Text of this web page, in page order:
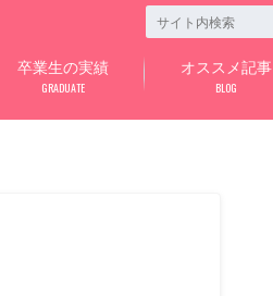
卒業生の実績
GRADUATE
オススメ記事
BLOG